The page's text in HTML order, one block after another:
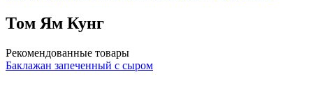
Том Ям Кунг
Рекомендованные товары
Баклажан запеченный с сыром